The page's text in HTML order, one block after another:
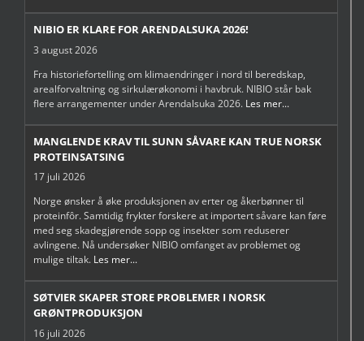
NIBIO ER KLARE FOR ARENDALSUKA 2026!
3 august 2026
Fra historiefortelling om klimaendringer i nord til beredskap,
arealforvaltning og sirkulærøkonomi i havbruk. NIBIO står bak
flere arrangementer under Arendalsuka 2026. Les mer...
MANGLENDE KRAV TIL SUNN SÅVARE KAN TRUE NORSK
PROTEINSATSING
17 juli 2026
Norge ønsker å øke produksjonen av erter og åkerbønner til
proteinfôr. Samtidig frykter forskere at importert såvare kan føre
med seg skadegjørende sopp og insekter som reduserer
avlingene. Nå undersøker NIBIO omfanget av problemet og
mulige tiltak. Les mer...
SØTVIER SKAPER STORE PROBLEMER I NORSK
GRØNTPRODUKSJON
16 juli 2026